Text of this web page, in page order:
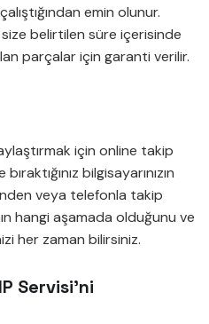
emin olunur.
size belirtilen süre içerisinde
parçalar için garanti verilir.
için online takip
bilgisayarınızın
veya telefonla takip
hangi aşamada olduğunu ve
her zaman bilirsiniz.
Servisi’ni